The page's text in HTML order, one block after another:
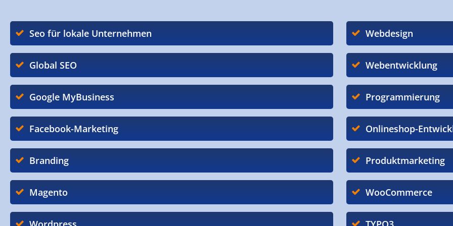
Seo für lokale Unternehmen
Global SEO
Google MyBusiness
Facebook-Marketing
Branding
Magento
Webdesign
Webentwicklung
Programmierung
Onlineshop-
Produktmarketing
WooCommerce